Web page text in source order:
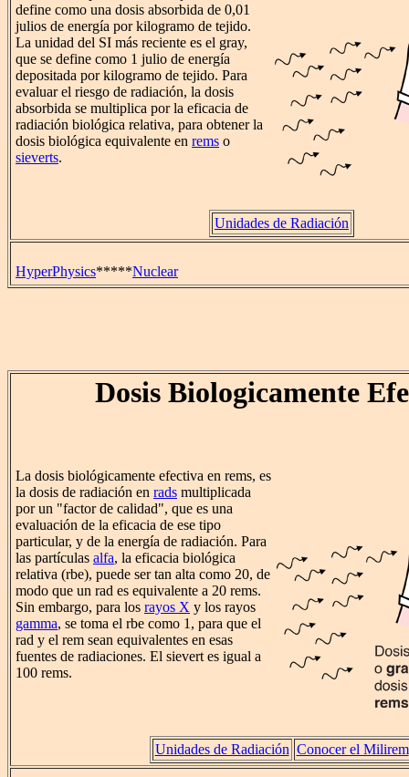
define como una dosis absorbida de 0,01
julios de energía por kilogramo de tejido.
La unidad del SI más reciente es el gray,
que se define como 1 julio de energía
depositada por kilogramo de tejido. Para
evaluar el riesgo de radiación, la dosis
absorbida se multiplica por la eficacia de
radiación biológica relativa, para obtener la
dosis biológica equivalente en rems o
sieverts.
Unidades de Radiación
HyperPhysics*****Nuclear
Dosis Biologicamente
La dosis biológicamente efectiva en rems, es
la dosis de radiación en rads multiplicada
por un "factor de calidad", que es una
evaluación de la eficacia de ese tipo
particular, y de la energía de radiación. Para
las partículas alfa, la eficacia biológica
relativa (rbe), puede ser tan alta como 20, de
modo que un rad es equivalente a 20 rems.
Sin embargo, para los rayos X y los rayos
gamma, se toma el rbe como 1, para que el
rad y el rem sean equivalentes en esas
fuentes de radiaciones. El sievert es igual a
100 rems.
Unidades de Radiación Conocer el Milirem